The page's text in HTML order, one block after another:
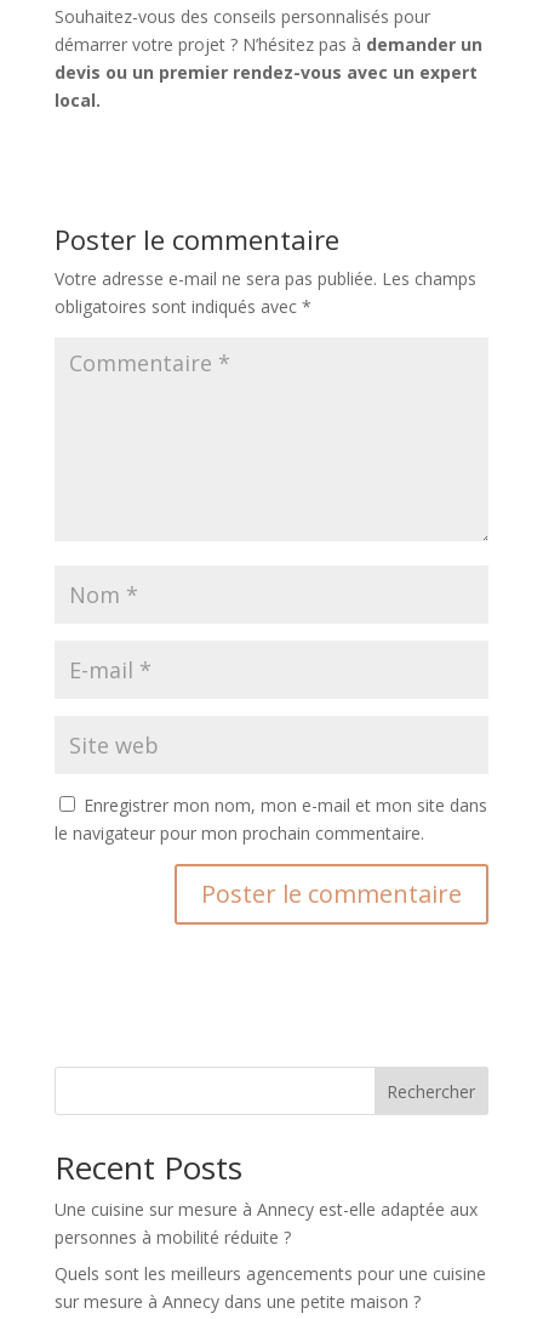
Souhaitez-vous des conseils personnalisés pour
démarrer votre projet ? N’hésitez pas à demander un
devis ou un premier rendez-vous avec un expert
local.
Poster le commentaire
Votre adresse e-mail ne sera pas publiée. Les champs
obligatoires sont indiqués avec *
Enregistrer mon nom, mon e-mail et mon site dans
le navigateur pour mon prochain commentaire.
e
:
Rechercher
Recent Posts
Une cuisine sur mesure à Annecy est-elle adaptée aux
personnes à mobilité réduite ?
Quels sont les meilleurs agencements pour une cuisine
sur mesure à Annecy dans une petite maison ?